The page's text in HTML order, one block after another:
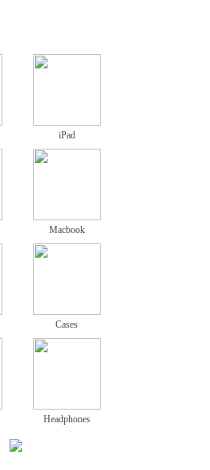
iPad
Macbook
Cases
Headphones